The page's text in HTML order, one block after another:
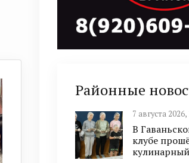
Районные
7 августа 2026,
В
клубе